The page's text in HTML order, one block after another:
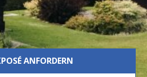
Gäste-WC, Satteldach, Holz,
Weinkeller, Bad mit
ANFORDERN